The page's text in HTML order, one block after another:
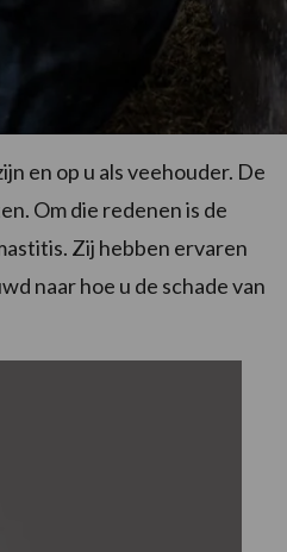
en op u als veehouder. De
Om die redenen is de
Zij hebben ervaren
naar hoe u de schade van